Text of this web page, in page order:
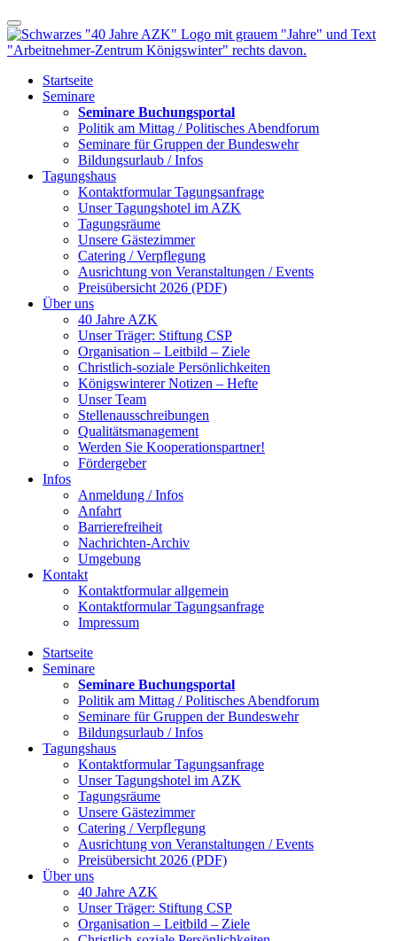
Startseite
Seminare
Seminare Buchungsportal
Politik am Mittag / Politisches Abendforum
Seminare für Gruppen der Bundeswehr
Bildungsurlaub / Infos
Tagungshaus
Kontaktformular Tagungsanfrage
Unser Tagungshotel im AZK
Tagungsräume
Unsere Gästezimmer
Catering / Verpflegung
Ausrichtung von Veranstaltungen / Events
Preisübersicht 2026 (PDF)
Über uns
40 Jahre AZK
Unser Träger: Stiftung CSP
Organisation – Leitbild – Ziele
Christlich-soziale Persönlichkeiten
Königswinterer Notizen – Hefte
Unser Team
Stellenausschreibungen
Qualitätsmanagement
Werden Sie Kooperationspartner!
Fördergeber
Infos
Anmeldung / Infos
Anfahrt
Barrierefreiheit
Nachrichten-Archiv
Umgebung
Kontakt
Kontaktformular allgemein
Kontaktformular Tagungsanfrage
Impressum
Startseite
Seminare
Seminare Buchungsportal
Politik am Mittag / Politisches Abendforum
Seminare für Gruppen der Bundeswehr
Bildungsurlaub / Infos
Tagungshaus
Kontaktformular Tagungsanfrage
Unser Tagungshotel im AZK
Tagungsräume
Unsere Gästezimmer
Catering / Verpflegung
Ausrichtung von Veranstaltungen / Events
Preisübersicht 2026 (PDF)
Über uns
40 Jahre AZK
Unser Träger: Stiftung CSP
Organisation – Leitbild – Ziele